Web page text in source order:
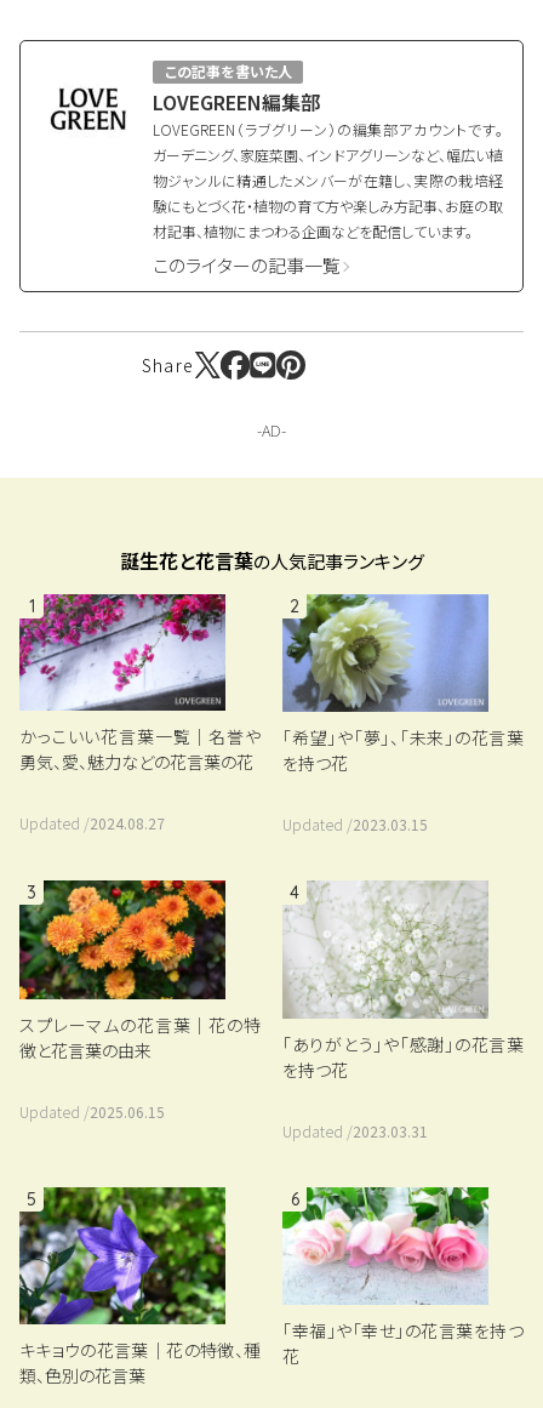
この記事を書いた人
LOVEGREEN編集部
LOVEGREEN（ラブグリーン）の編集部アカウントです。
ガーデニング、家庭菜園、インドアグリーンなど、幅広い植
物ジャンルに精通したメンバーが在籍し、実際の栽培経
験にもとづく花・植物の育て方や楽しみ方記事、お庭の取
材記事、植物にまつわる企画などを配信しています。
このライターの記事一覧
Share
誕生花と花言葉の人気記事ランキング
1
かっこいい花言葉一覧｜名誉や
勇気、愛、魅力などの花言葉の花
Updated /2024.08.27
2
「希望」や「夢」、「未来」の花言葉
を持つ花
Updated /2023.03.15
3
スプレーマムの花言葉｜花の特
徴と花言葉の由来
Updated /2025.06.15
4
「ありがとう」や「感謝」の花言葉
を持つ花
Updated /2023.03.31
5
キキョウの花言葉｜花の特徴、種
類、色別の花言葉
6
「幸福」や「幸せ」の花言葉を持つ
花